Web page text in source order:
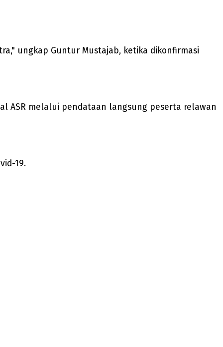
ungkap Guntur Mustajab, ketika dikonfirmasi
ASR melalui pendataan langsung peserta relawan
19.